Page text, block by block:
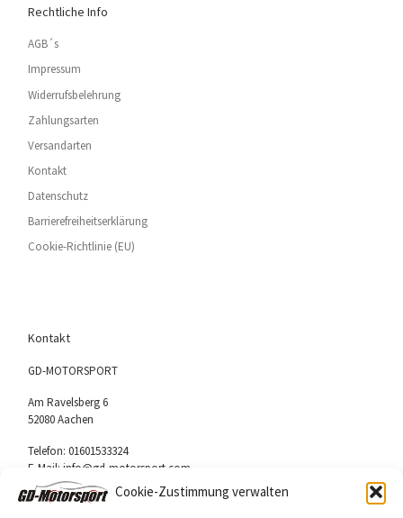
Cookie-Zustimmung verwalten
Rechtliche Info
AGB´s
Impressum
Widerrufsbelehrung
Zahlungsarten
Versandarten
Kontakt
Datenschutz
Barrierefreiheitserklärung
Cookie-Richtlinie (EU)
Kontakt
GD-MOTORSPORT
Am Ravelsberg 6
52080 Aachen
Telefon: 01601533324
E-Mail: info@gd-motorsport.com